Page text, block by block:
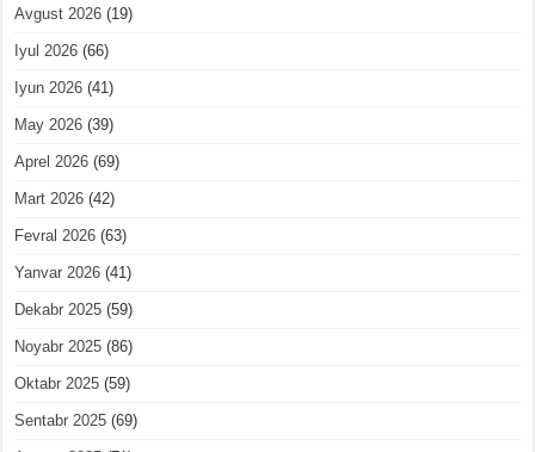
Avgust 2026 (19)
Iyul 2026 (66)
Iyun 2026 (41)
May 2026 (39)
Aprel 2026 (69)
Mart 2026 (42)
Fevral 2026 (63)
Yanvar 2026 (41)
Dekabr 2025 (59)
Noyabr 2025 (86)
Oktabr 2025 (59)
Sentabr 2025 (69)